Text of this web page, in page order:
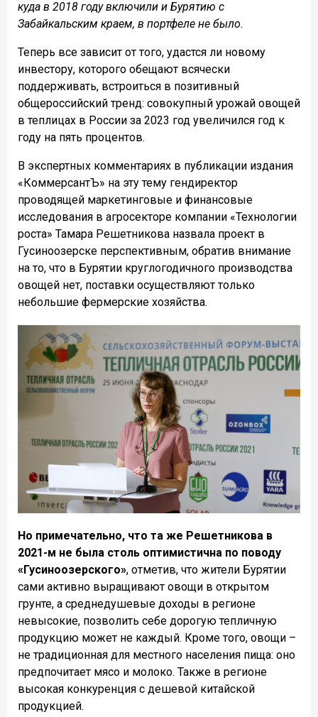
куда в 2018 году включили и Бурятию с
Забайкальским краем, в портфеле не было.
Теперь все зависит от того, удастся ли новому
инвестору, которого обещают всячески
поддерживать, встроиться в позитивный
общероссийский тренд: совокупный урожай овощей
в теплицах в России за 2023 год увеличился год к
году на пять процентов.
В экспертных комментариях в публикации издания
«КоммерсантЪ» на эту тему гендиректор
проводящей маркетинговые и финансовые
исследования в агросекторе компании «Технологии
роста» Тамара Решетникова назвала проект в
Гусиноозерске перспективным, обратив внимание
на то, что в Бурятии круглогодичного производства
овощей нет, поставки осуществляют только
небольшие фермерские хозяйства.
Но примечательно, что та же Решетникова в
2021-м не была столь оптимистична по поводу
«Гусиноозерского», отметив, что жители Бурятии
сами активно выращивают овощи в открытом
грунте, а среднедушевые доходы в регионе
невысокие, позволить себе дорогую тепличную
продукцию может не каждый. Кроме того, овощи –
не традиционная для местного населения пища: оно
предпочитает мясо и молоко. Также в регионе
высокая конкуренция с дешевой китайской
продукцией.